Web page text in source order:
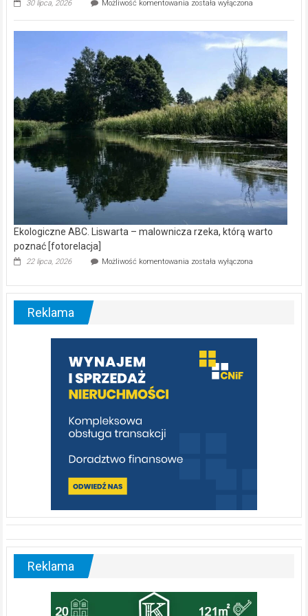
30 lipca, 2026 Możliwość komentowania Ekologiczne
kamerą
wśród
została wyłączona
Ekologiczne ABC. Liswarta – malownicza rzeka, którą warto
poznać [fotorelacja]
22 lipca, 2026 Możliwość komentowania Ekologiczne
–
warto
poznać
[fotorelacja]
została wyłączona
Reklama
Reklama